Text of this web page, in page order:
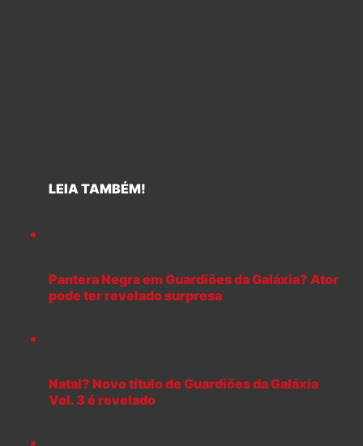
LEIA TAMBÉM!
Pantera Negra em Guardiões da Galáxia? Ator
pode ter revelado surpresa
Natal? Novo título de Guardiões da Galáxia
Vol. 3 é revelado